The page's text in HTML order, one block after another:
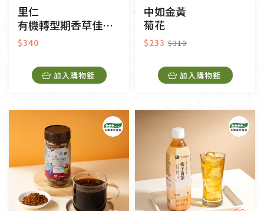
里仁
有機轉型期香草佳葉龍茶茶包
$340
加入購物籃
中如金黃
菊花
$233 $310
加入購物籃